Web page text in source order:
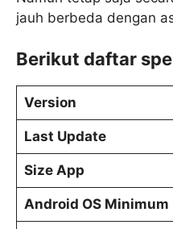
jauh berbeda dengan
Berikut daftar
Version
Last Update
Size App
Android OS Minimum